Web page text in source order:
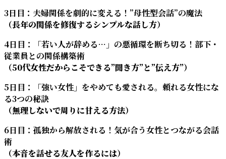
3日目：夫婦関係を劇的に変える！”母性型会話”の魔法
（長年の関係を修復するシンプルな話し方）
4日目：「若い人が辞める…」の悪循環を断ち切る！部下・
従業員との関係構築術
（50代女性だからこそできる”聞き方”と”伝え方”）
5日目：「強い女性」をやめても愛される。頼れる女性にな
る3つの秘訣
（無理しないで周りに甘える方法）
6日目：孤独から解放される！気が合う女性とつながる会話
術
（本音を話せる友人を作るには）